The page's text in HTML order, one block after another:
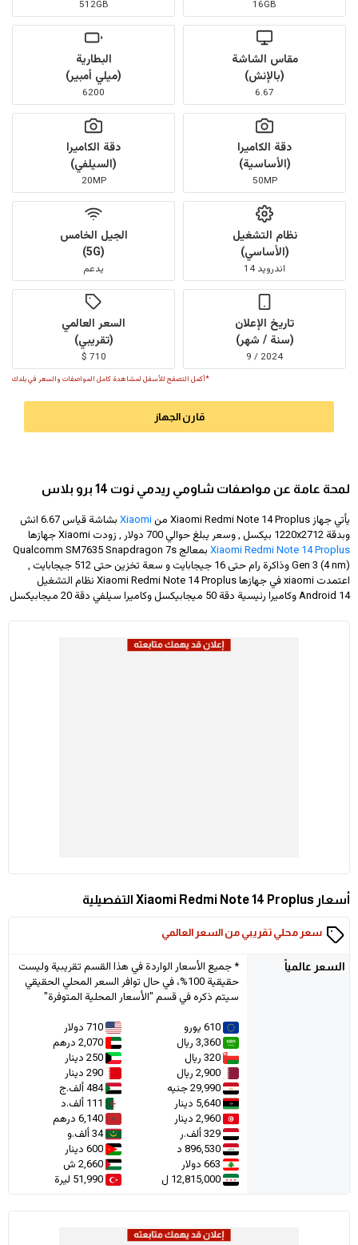
16GB
512GB
مقاس الشاشة
(بالإنش)
6.67
البطارية
(ميلي أمبير)
6200
دقة الكاميرا
(الأساسية)
50MP
دقة الكاميرا
(السيلفي)
20MP
نظام التشغيل
(الأساسي)
اندرويد 14
الجيل الخامس
(5G)
يدعم
تاريخ الإعلان
(سنة / شهر)
2024 / 9
السعر العالمي
(تقريبي)
710 $
*أكمل التصفح للأسفل لمشاهدة كامل المواصفات والسعر في بلدك
قارن الجهاز
لمحة عامة عن مواصفات شاومي ريدمي نوت 14 برو بلاس
يأتي جهاز Xiaomi Redmi Note 14 Proplus من Xiaomi
بشاشة قياس 6.67 انش
وبدقة 1220x2712 بيكسل , وسعر يبلغ حوالي 700 دولار
, زودت Xiaomi جهازها
Xiaomi Redmi Note 14 Proplus
بمعالج Qualcomm SM7635 Snapdragon 7s
Gen 3 (4 nm) وذاكرة رام حتى 16 جيجابايت و سعة تخزين حتى 512 جيجابايت ,
اعتمدت xiaomi في جهازها Xiaomi Redmi Note 14 Proplus نظام التشغيل
Android 14 وكاميرا رئيسية دقة 50 ميجابيكسل وكاميرا سيلفي دقة 20 ميجابيكسل
أسعار Xiaomi Redmi Note 14 Proplus التفصيلية
سعر محلي تقريبي من السعر العالمي
السعر عالمياً
* جميع الأسعار الواردة في هذا القسم تقريبية وليست
حقيقية 100%، في حال توافر السعر المحلي الحقيقي
سيتم ذكره في قسم "الأسعار المحلية المتوفرة"
610 يورو
710 دولار
3,360 ريال
2,070 درهم
320 ريال
250 دينار
2,900 ريال
290 دينار
29,990 جنيه
484 ألف.ج
5,640 دينار
111 ألف.د
2,960 دينار
6,140 درهم
329 ألف.ر
34 ألف.و
896,530 د
600 دينار
663 دولار
2,660 ش
12,815,000 ل
51,990 ليرة